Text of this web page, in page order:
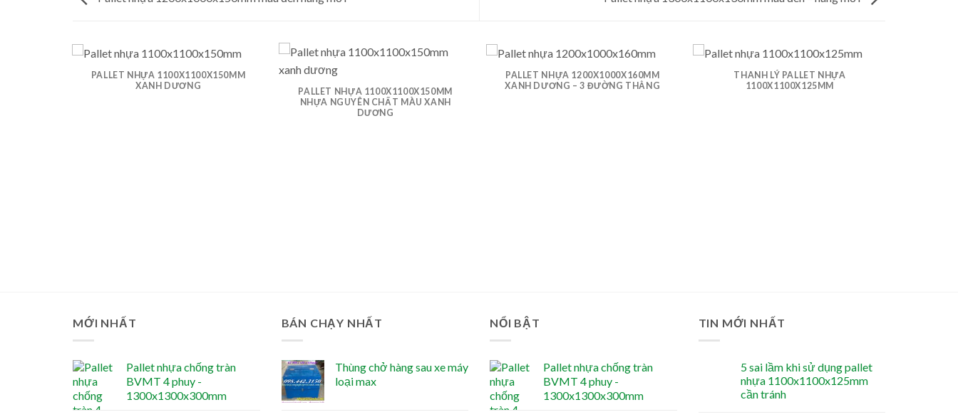
PALLET NHỰA 1100X1100X150MM
XANH DƯƠNG
PALLET NHỰA 1100X1100X150MM
NHỰA NGUYÊN CHẤT MÀU XANH
DƯƠNG
PALLET NHỰA 1200X1000X160MM
XANH DƯƠNG – 3 ĐƯỜNG THẲNG
THANH LÝ PALLET NHỰA
1100X1100X125MM
MỚI NHẤT
Pallet nhựa chống tràn
BVMT 4 phuy -
1300x1300x300mm
BÁN CHẠY NHẤT
Thùng chở hàng sau xe máy
loại max
NỔI BẬT
Pallet nhựa chống tràn
BVMT 4 phuy -
1300x1300x300mm
TIN MỚI NHẤT
5 sai lầm khi sử dụng pallet
nhựa 1100x1100x125mm
cần tránh